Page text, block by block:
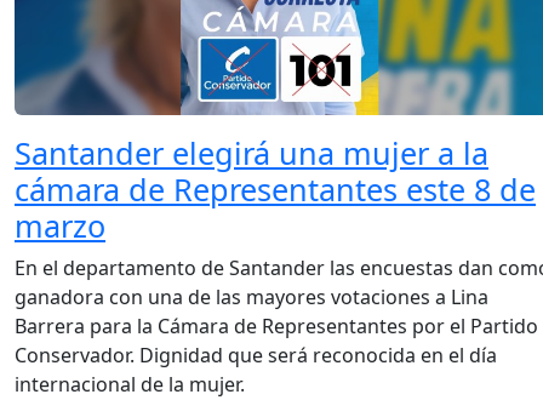
Santander elegirá una mujer a la
cámara de Representantes este 8 de
marzo
En el departamento de Santander las encuestas dan
ganadora con una de las mayores votaciones a Lina
Barrera para la Cámara de Representantes por el Partido
Conservador. Dignidad que será reconocida en el día
internacional de la mujer.